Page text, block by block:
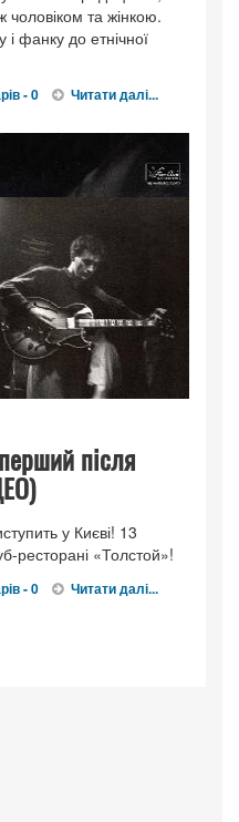
та жінкою.
і фанку до етнічної
- 0 Читати далі...
після
у Києві! 13
ресторані «Толстой»!
- 0 Читати далі...